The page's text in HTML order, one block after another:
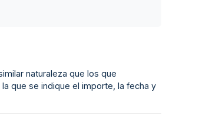
naturaleza que los que
que se indique el importe, la fecha y